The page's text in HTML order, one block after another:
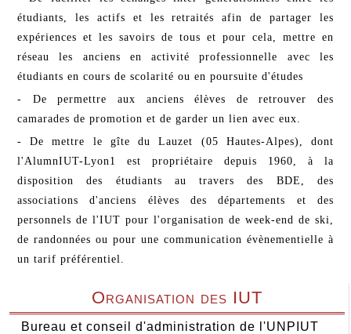
Organisation des IUT
Bureau et conseil d'administration de l'UNPIUT
étudiants, les actifs et les retraités afin de partager les
expériences et les savoirs de tous et pour cela, mettre en
réseau les anciens en activité professionnelle avec les
étudiants en cours de scolarité ou en poursuite d'études
- De permettre aux anciens élèves de retrouver des
camarades de promotion et de garder un lien avec eux.
- De mettre le gîte du Lauzet (05 Hautes-Alpes), dont
l'AlumnIUT-Lyon1 est propriétaire depuis 1960, à la
disposition des étudiants au travers des BDE, des
associations d'anciens élèves des départements et des
personnels de l'IUT pour l'organisation de week-end de ski,
de randonnées ou pour une communication évènementielle à
un tarif préférentiel.